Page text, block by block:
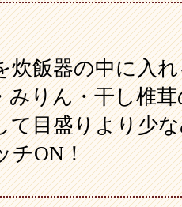
炊飯器の中に入
みりん・干し椎
て目盛りより少
チON！